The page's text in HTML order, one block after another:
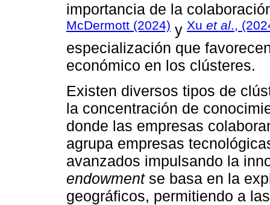
importancia de la
McDermott (2024) y Xu et al.,
especialización que
económico en los clústeres.
Existen diversos tipos de
la concentración de
donde las empresas
agrupa empresas
avanzados impulsando la
endowmentse basa en la
geográficos, permitiendo a